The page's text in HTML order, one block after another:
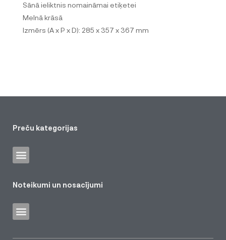
Sānā ieliktnis nomaināmai etiķetei
Melnā krāsā
Izmērs (A x P x D): 285 x 357 x 367 mm
Preču kategorijas
Noteikumi un nosacījumi